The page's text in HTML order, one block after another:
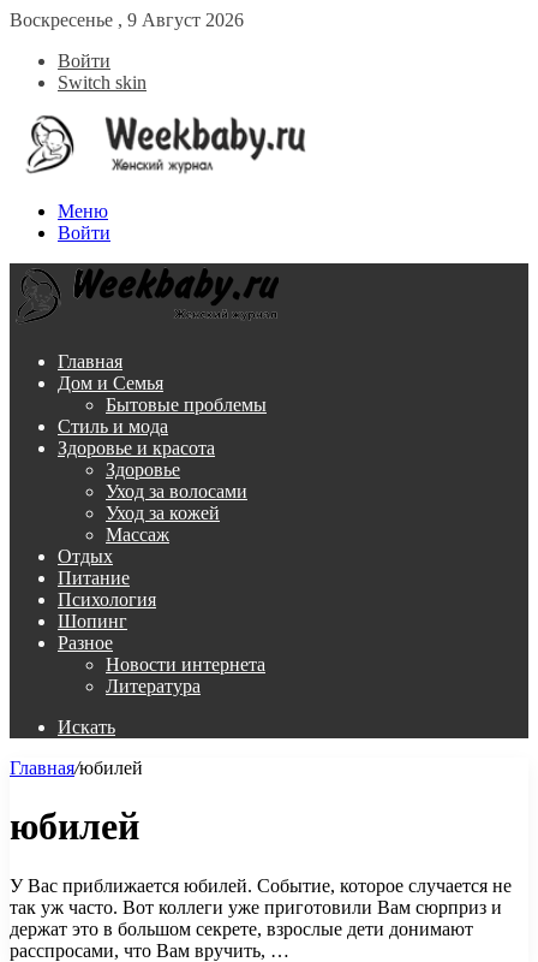
Воскресенье , 9 Август 2026
Войти
Switch skin
Меню
Войти
Главная
Дом и Семья
Бытовые проблемы
Стиль и мода
Здоровье и красота
Здоровье
Уход за волосами
Уход за кожей
Массаж
Отдых
Питание
Психология
Шопинг
Разное
Новости интернета
Литература
Искать
Главная/юбилей
юбилей
У Вас приближается юбилей. Событие, которое случается не
так уж часто. Вот коллеги уже приготовили Вам сюрприз и
держат это в большом секрете, взрослые дети донимают
расспросами, что Вам вручить, …